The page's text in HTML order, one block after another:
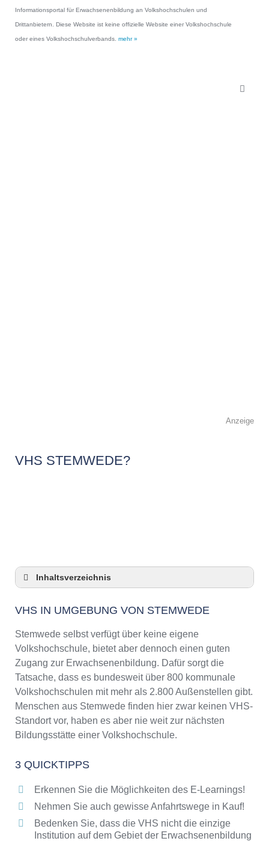
Informationsportal für Erwachsenenbildung an Volkshochschulen und
Drittanbietern. Diese Website ist keine offizielle Website einer Volkshochschule
oder eines Volkshochschulverbands. mehr »
Anzeige
VHS STEMWEDE?
Inhaltsverzeichnis
3 Quicktipps
Checkliste: VHS-Kurse rund um Stemwede
Keine VHS in Stemwede
Online-Kurse: Pro und Contra
Online-Kurse als alternative Angebote zu
VHS-Kursen
Die VHS als Inbegriff der Erwachsenenbildung
Das bundesweite Netzwerk der
Abendschulen rund um Stemwede
Bildungsangebote der VHS
VHS IN UMGEBUNG VON STEMWEDE
Stemwede selbst verfügt über keine eigene
Volkshochschule, bietet aber dennoch einen guten
Zugang zur Erwachsenenbildung. Dafür sorgt die
Tatsache, dass es bundesweit über 800 kommunale
Volkshochschulen mit mehr als 2.800 Außenstellen gibt.
Menschen aus Stemwede finden hier zwar keinen VHS-
Standort vor, haben es aber nie weit zur nächsten
Bildungsstätte einer Volkshochschule.
3 QUICKTIPPS
Erkennen Sie die Möglichkeiten des E-Learnings!
Nehmen Sie auch gewisse Anfahrtswege in Kauf!
Bedenken Sie, dass die VHS nicht die einzige
Institution auf dem Gebiet der Erwachsenenbildung